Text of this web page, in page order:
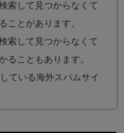
索して見つからなくて
ことがあります。
索して見つからなくて
ることもあります。
ている海外スパムサイ